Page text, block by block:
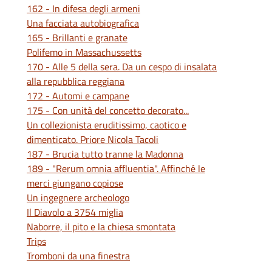
162 - In difesa degli armeni
Una facciata autobiografica
165 - Brillanti e granate
Polifemo in Massachussetts
170 - Alle 5 della sera. Da un cespo di insalata
alla repubblica reggiana
172 - Automi e campane
175 - Con unità del concetto decorato...
Un collezionista eruditissimo, caotico e
dimenticato. Priore Nicola Tacoli
187 - Brucia tutto tranne la Madonna
189 - "Rerum omnia affluentia". Affinché le
merci giungano copiose
Un ingegnere archeologo
Il Diavolo a 3754 miglia
Naborre, il pito e la chiesa smontata
Trips
Tromboni da una finestra